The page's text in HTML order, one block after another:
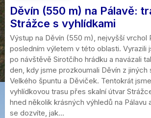
Děvín (550 m) na Pálavě:
Strážce s vyhlídkami
Výstup na Děvín (550 m), nejvyšší vrchol
posledním výletem v této oblasti. Vyrazili
po návštěvě Sirotčího hrádku a navázali
den, kdy jsme prozkoumali Děvín z jiných
Velkého špuntu a Děviček. Tentokrát
vyhlídkovou trasu přes skalní útvar
hned několik krásných výhledů na Pálavu
se dozvíte, jak...